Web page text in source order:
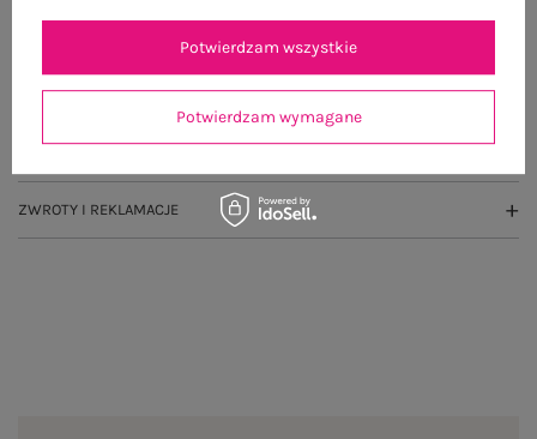
OPINIE O PRODUKCIE (0)
ZWROTY I REKLAMACJE
Potwierdzam wymagane
Potwierdzam wszystkie